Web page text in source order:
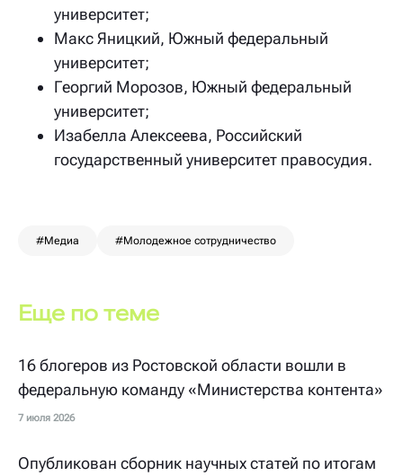
#Медиа #Молодежное сотрудничество
университет;
Макс Яницкий, Южный федеральный
университет;
Георгий Морозов, Южный федеральный
университет;
Изабелла Алексеева, Российский
государственный университет правосудия.
Еще по теме
16 блогеров из Ростовской области вошли в
федеральную команду «Министерства контента»
7 июля 2026
Опубликован сборник научных статей по итогам